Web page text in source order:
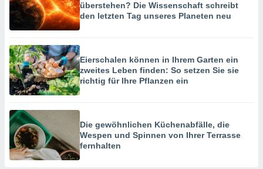
überstehen? Die Wissenschaft schreibt
den letzten Tag unseres Planeten neu
Eierschalen können in Ihrem Garten ein
zweites Leben finden: So setzen Sie sie
richtig für Ihre Pflanzen ein
Die gewöhnlichen Küchenabfälle, die
Wespen und Spinnen von Ihrer Terrasse
fernhalten